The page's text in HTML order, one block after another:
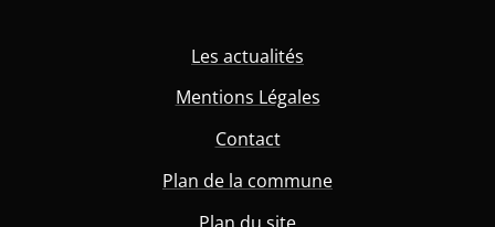
Les actualités
Mentions Légales
Contact
Plan de la commune